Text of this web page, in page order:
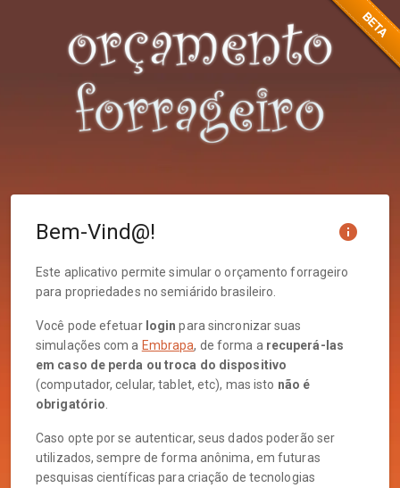
Bem-Vind@! info
Este aplicativo permite simular o orçamento forrageiro
para propriedades no semiárido brasileiro.
Você pode efetuar login para sincronizar suas
simulações com a Embrapa, de forma a recuperá-las
em caso de perda ou troca do dispositivo
(computador, celular, tablet, etc), mas isto não é
obrigatório
Caso opte por se autenticar, seus dados poderão ser
utilizados, sempre de forma anônima, em futuras
pesquisas científicas para criação de tecnologias